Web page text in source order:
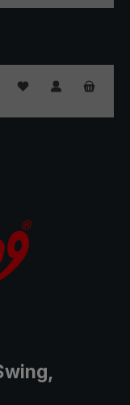
Du hast 0